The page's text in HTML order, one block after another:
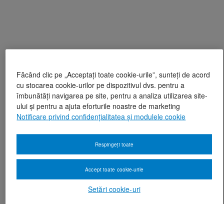
Făcând clic pe „Acceptați toate cookie-urile”, sunteți de acord
cu stocarea cookie-urilor pe dispozitivul dvs. pentru a
îmbunătăți navigarea pe site, pentru a analiza utilizarea site-
ului și pentru a ajuta eforturile noastre de marketing
Notificare privind confidențialitatea și modulele cookie
Setări cookie-uri
Respingeți toate
Accept toate cookie-urile